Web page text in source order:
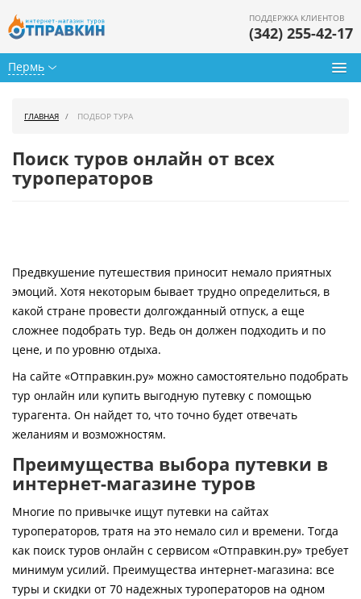
Пермь
ПОДДЕРЖКА КЛИЕНТОВ
(342) 255-42-17
Горящие туры
Страны
Как купить
Контакты
ГЛАВНАЯ ПОДБОР ТУРА
Поиск туров онлайн от всех
туроператоров
Предвкушение путешествия приносит немало приятных
эмоций. Хотя некоторым бывает трудно определиться, в
какой стране провести долгожданный отпуск, а еще
сложнее подобрать тур. Ведь он должен подходить и по
цене, и по уровню отдыха.
На сайте «Отправкин.ру» можно самостоятельно подобрать
тур онлайн или купить выгодную путевку с помощью
турагента. Он найдет то, что точно будет отвечать
желаниям и возможностям.
Преимущества выбора путевки в
интернет-магазине туров
Многие по привычке ищут путевки на сайтах
туроператоров, тратя на это немало сил и времени. Тогда
как поиск туров онлайн с сервисом «Отправкин.ру» требует
минимум усилий. Преимущества интернет-магазина: все
туры и скидки от 70 надежных туроператоров на одном